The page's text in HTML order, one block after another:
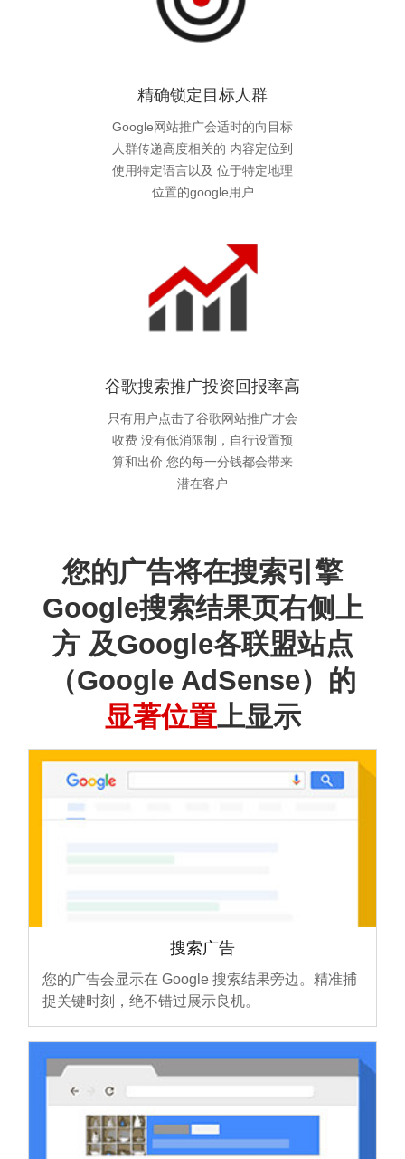
精确锁定目标人群
Google网站推广会适时的向目标
人群传递高度相关的 内容定位到
使用特定语言以及 位于特定地理
位置的google用户
谷歌搜索推广投资回报率高
只有用户点击了谷歌网站推广才会
收费 没有低消限制，自行设置预
算和出价 您的每一分钱都会带来
潜在客户
您的广告将在搜索引擎
Google搜索结果页右侧上
方 及Google各联盟站点
（Google AdSense）的
显著位置上显示
搜索广告
您的广告会显示在 Google 搜索结果旁边。精准捕
捉关键时刻，绝不错过展示良机。